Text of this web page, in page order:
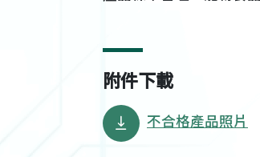
附件下載
不合格產品照片